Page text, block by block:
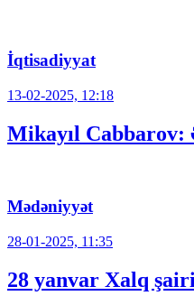
İqtisadiyyat
13-02-2025, 12:18
Mikayıl Cabbarov:
Mədəniyyət
28-01-2025, 11:35
28 yanvar Xalq